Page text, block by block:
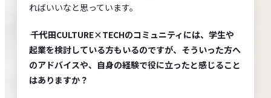
ればいいなと思っています。
―― 千代田CULTURE×TECHのコミュニティには、学生や
起業を検討している方もいるのですが、そういった方へ
のアドバイスや、自身の経験で役に立ったと感じること
はありますか？